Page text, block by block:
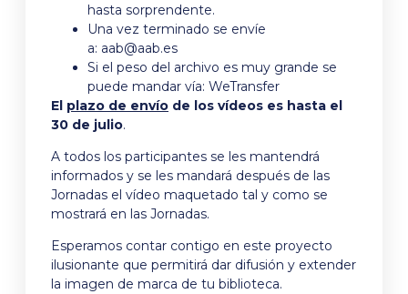
hasta sorprendente.
Una vez terminado se envíe
a: aab@aab.es
Si el peso del archivo es muy grande se
puede mandar vía: WeTransfer
El plazo de envío de los vídeos es hasta el
30 de julio.
A todos los participantes se les mantendrá
informados y se les mandará después de las
Jornadas el vídeo maquetado tal y como se
mostrará en las Jornadas.
Esperamos contar contigo en este proyecto
ilusionante que permitirá dar difusión y extender
la imagen de marca de tu biblioteca.